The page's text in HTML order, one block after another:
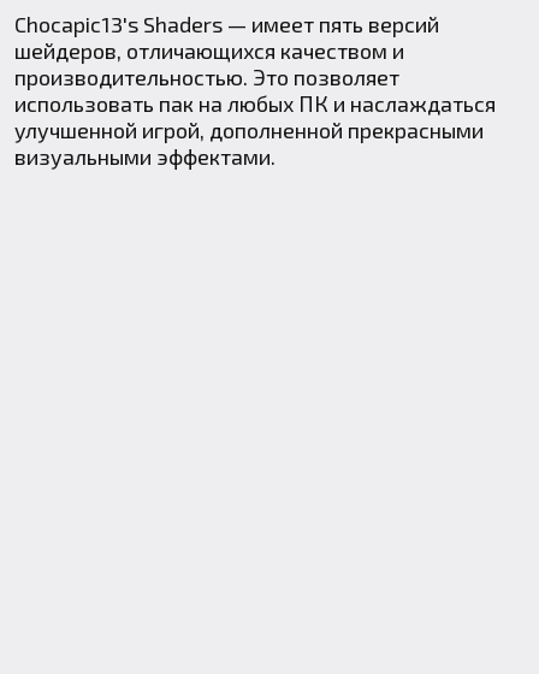
Chocapic13's Shaders — имеет пять версий
шейдеров, отличающихся качеством и
производительностью. Это позволяет
использовать пак на любых ПК и наслаждаться
улучшенной игрой, дополненной прекрасными
визуальными эффектами.